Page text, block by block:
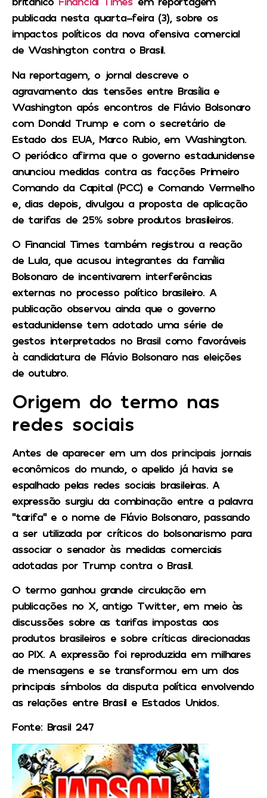
publicada nesta quarta-feira (3), sobre os
impactos políticos da nova ofensiva comercial
de Washington contra o Brasil.
Na reportagem, o jornal descreve o
agravamento das tensões entre Brasília e
Washington após encontros de Flávio Bolsonaro
com Donald Trump e com o secretário de
Estado dos EUA, Marco Rubio, em Washington.
O periódico afirma que o governo estadunidense
anunciou medidas contra as facções Primeiro
Comando da Capital (PCC) e Comando Vermelho
e, dias depois, divulgou a proposta de aplicação
de tarifas de 25% sobre produtos brasileiros.
O Financial Times também registrou a reação
de Lula, que acusou integrantes da família
Bolsonaro de incentivarem interferências
externas no processo político brasileiro. A
publicação observou ainda que o governo
estadunidense tem adotado uma série de
gestos interpretados no Brasil como favoráveis
à candidatura de Flávio Bolsonaro nas eleições
de outubro.
Origem do termo nas
redes sociais
Antes de aparecer em um dos principais jornais
econômicos do mundo, o apelido já havia se
espalhado pelas redes sociais brasileiras. A
expressão surgiu da combinação entre a palavra
“tarifa” e o nome de Flávio Bolsonaro, passando
a ser utilizada por críticos do bolsonarismo para
associar o senador às medidas comerciais
adotadas por Trump contra o Brasil.
O termo ganhou grande circulação em
publicações no X, antigo Twitter, em meio às
discussões sobre as tarifas impostas aos
produtos brasileiros e sobre críticas direcionadas
ao PIX. A expressão foi reproduzida em milhares
de mensagens e se transformou em um dos
principais símbolos da disputa política envolvendo
as relações entre Brasil e Estados Unidos.
Fonte: Brasil 247